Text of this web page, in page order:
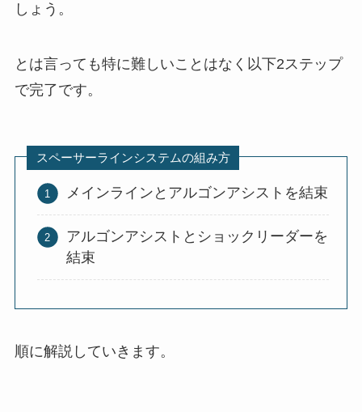
しょう。
とは言っても特に難しいことはなく以下2ステップ
で完了です。
スペーサーラインシステムの組み方
メインラインとアルゴンアシストを結束
アルゴンアシストとショックリーダーを
結束
順に解説していきます。